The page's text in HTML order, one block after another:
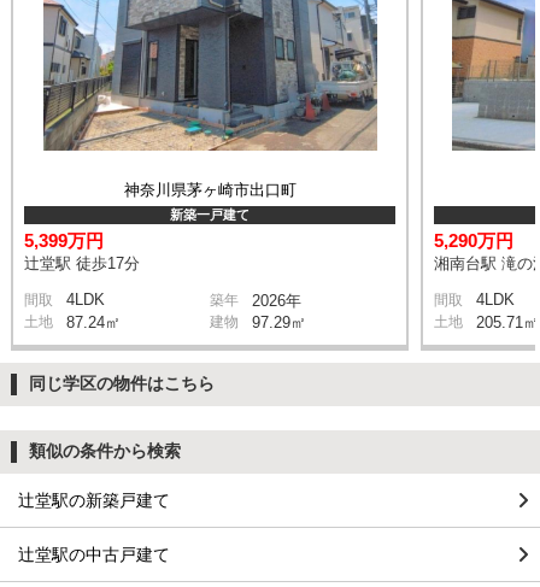
神奈川県茅ヶ崎市出口町
新築一戸建て
5,399万円
辻堂駅 徒歩17分
間取 4LDK 築年 2026年
土地 87.24㎡ 建物 97.29㎡
5,290万円
湘南台駅 滝の
間取 4LDK
土地 205.71㎡
同じ学区の物件はこちら
類似の条件から検索
辻堂駅の新築戸建て
辻堂駅の中古戸建て